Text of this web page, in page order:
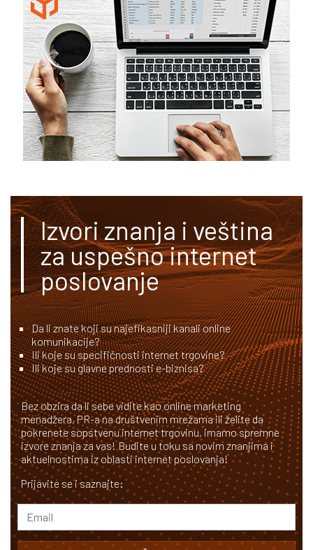
Izvori znanja i veština
za uspešno internet
poslovanje
Da li znate koji su najefikasniji kanali online
komunikacije?
Ili koje su specifičnosti internet trgovine?
Ili koje su glavne prednosti e-biznisa?
Bez obzira da li sebe vidite kao online marketing
menadžera, PR-a na društvenim mrežama ili želite da
pokrenete sopstvenu internet trgovinu, imamo spremne
izvore znanja za vas! Budite u toku sa novim znanjima i
aktuelnostima iz oblasti internet poslovanja!
Prijavite se i saznajte: